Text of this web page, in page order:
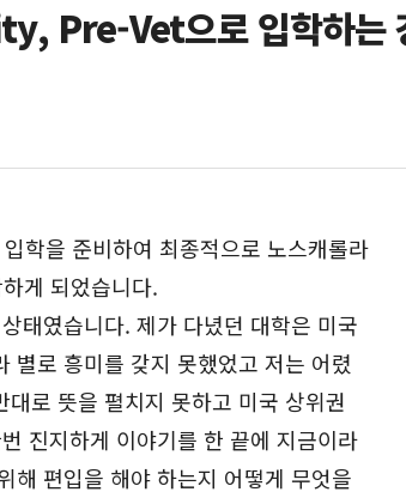
Pre-Vet으로 입학하는
학을 준비하여 최종적으로 노스캐롤라
게 되었습니다.
태였습니다. 제가 다녔던 대학은 미국
별로 흥미를 갖지 못했었고 저는 어렸
로 뜻을 펼치지 못하고 미국 상위권
진지하게 이야기를 한 끝에 지금이라
해 편입을 해야 하는지 어떻게 무엇을